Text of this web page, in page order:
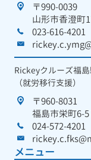
〒990-0039
山形市香澄町
023-616-4201
Rickeyクルーズ福
（就労移行支援）
〒960-8031
福島市栄町6-
024-572-4201
メニュー